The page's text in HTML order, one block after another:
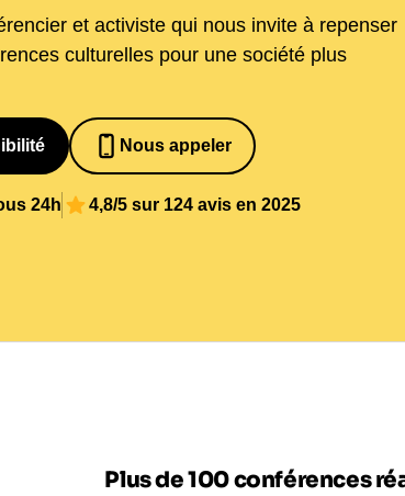
et activiste qui nous invite à repenser
culturelles pour une société plus
Nous appeler
0652698481
24h
4,8/5 sur 124 avis en 2025
Plus de 100 conférences